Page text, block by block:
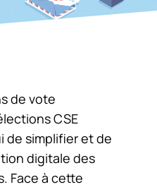
de vote
CSE
de simplifier et de
digitale des
Face à cette